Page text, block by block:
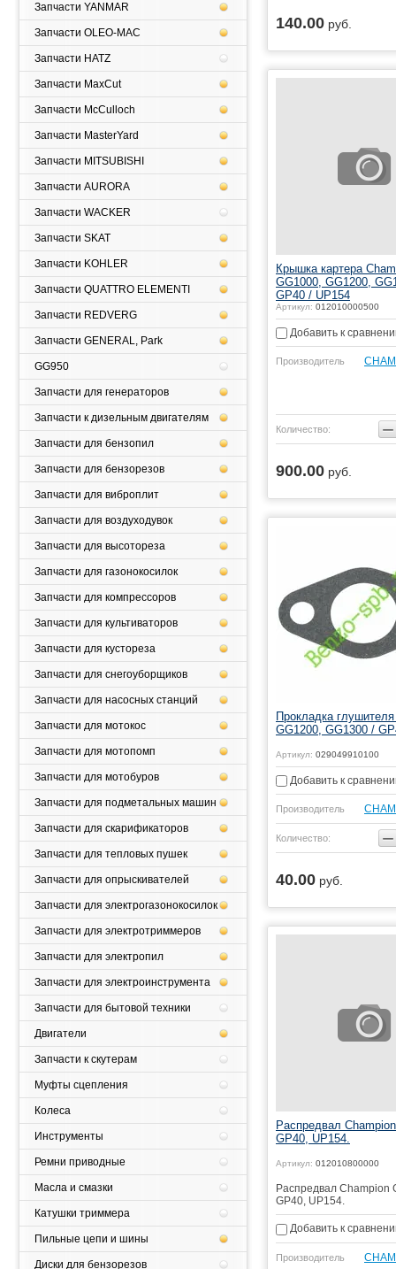
140.00 руб.
Крышка картера
GG1000, GG1200,
GP40 / UP154
Артикул: 012010000500
Добавить к
Производитель
Количество: −
900.00 руб.
Купить
Прокладка
GG1200, GG1300 /
Артикул: 029049910100
Добавить к
Производитель
Количество: −
40.00 руб.
Купить
Распредвал
GP40, UP154.
Артикул: 012010800000
Распредвал Champion
GP40, UP154.
Добавить к
Производитель
Запчасти YANMAR
Запчасти OLEO-MAC
Запчасти HATZ
Запчасти MaxCut
Запчасти McCulloch
Запчасти MasterYard
Запчасти MITSUBISHI
Запчасти AURORA
Запчасти WACKER
Запчасти SKAT
Запчасти KOHLER
Запчасти QUATTRO ELEMENTI
Запчасти REDVERG
Запчасти GENERAL, Park
GG950
Запчасти для генераторов
Запчасти к дизельным двигателям
Запчасти для бензопил
Запчасти для бензорезов
Запчасти для виброплит
Запчасти для воздуходувок
Запчасти для высотореза
Запчасти для газонокосилок
Запчасти для компрессоров
Запчасти для культиваторов
Запчасти для кустореза
Запчасти для снегоуборщиков
Запчасти для насосных станций
Запчасти для мотокос
Запчасти для мотопомп
Запчасти для мотобуров
Запчасти для подметальных машин
Запчасти для скарификаторов
Запчасти для тепловых пушек
Запчасти для опрыскивателей
Запчасти для электрогазонокосилок
Запчасти для электротриммеров
Запчасти для электропил
Запчасти для электроинструмента
Запчасти для бытовой техники
Двигатели
Запчасти к скутерам
Муфты сцепления
Колеса
Инструменты
Ремни приводные
Масла и смазки
Катушки триммера
Пильные цепи и шины
Диски для бензорезов